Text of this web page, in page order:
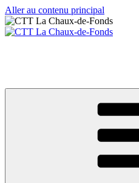
Aller au contenu principal